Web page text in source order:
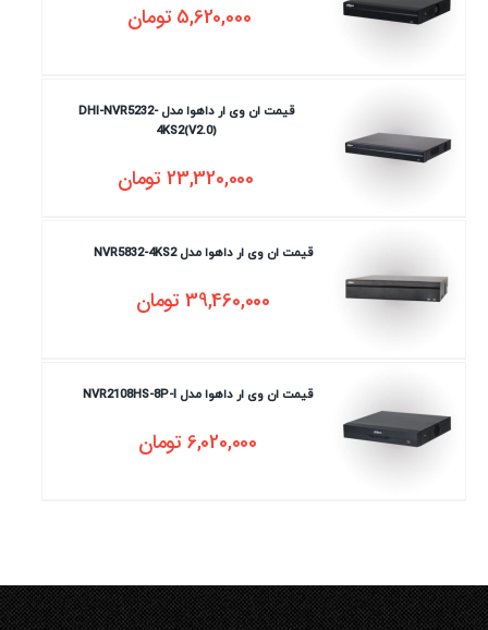
5,620,000تومان
قیمت ان وی ار داهوا مدل DHI-NVR5232-
4KS2(V2.0)
23,320,000تومان
قیمت ان وی ار داهوا مدل NVR5832-4KS2
39,460,000تومان
قیمت ان وی ار داهوا مدل NVR2108HS-8P-I
6,020,000تومان